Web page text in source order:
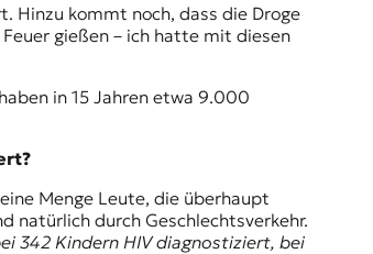
Hinzu kommt noch, dass die Droge
gießen – ich hatte mit diesen
in 15 Jahren etwa 9.000
Menge Leute, die überhaupt
natürlich durch Geschlechtsverkehr.
342 Kindern HIV diagnostiziert, bei